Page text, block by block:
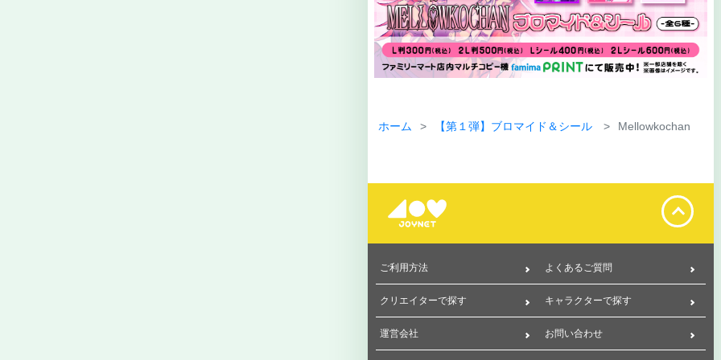
ホーム 【第１弾】ブロマイド＆シール Mellowkochan 【第
ご利用方法 よくあるご質問
クリエイターで探す キャラクターで探す
運営会社 お問い合わせ